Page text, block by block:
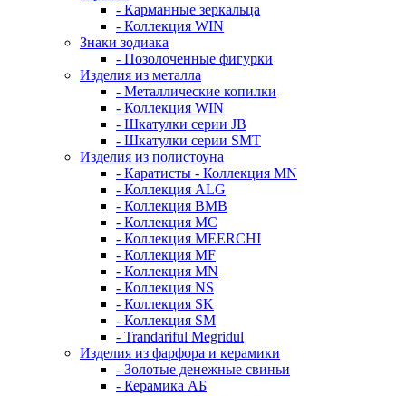
- Карманные зеркальца
- Коллекция WIN
Знаки зодиака
- Позолоченные фигурки
Изделия из металла
- Металлические копилки
- Коллекция WIN
- Шкатулки серии JB
- Шкатулки серии SMT
Изделия из полистоуна
- Каратисты - Коллекция MN
- Коллекция ALG
- Коллекция BMB
- Коллекция MC
- Коллекция MEERCHI
- Коллекция MF
- Коллекция MN
- Коллекция NS
- Коллекция SK
- Коллекция SM
- Trandariful Megridul
Изделия из фарфора и керамики
- Золотые денежные свиньи
- Керамика АБ